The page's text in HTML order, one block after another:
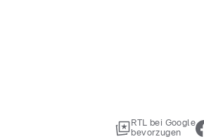
RTL bei Google
bevorzugen